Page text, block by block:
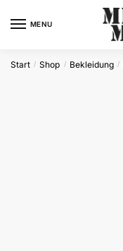
MENU
Start / Shop / Bekleidung /